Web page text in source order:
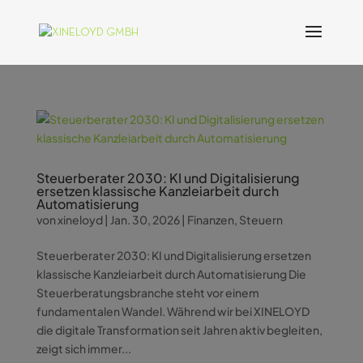
Steuerberater 2030: KI und Digitalisierung
ersetzen klassische Kanzleiarbeit durch
Automatisierung
vonxineloyd| Jan. 30, 2026| Finanzen, Steuern
Steuerberater 2030: KI und Digitalisierung ersetzen
klassische Kanzleiarbeit durch Automatisierung Die
Steuerberatungsbranche steht vor einem
fundamentalen Wandel. Während wir bei XINELOYD
die digitale Transformation seit Jahren aktiv begleiten,
zeigt sich immer...